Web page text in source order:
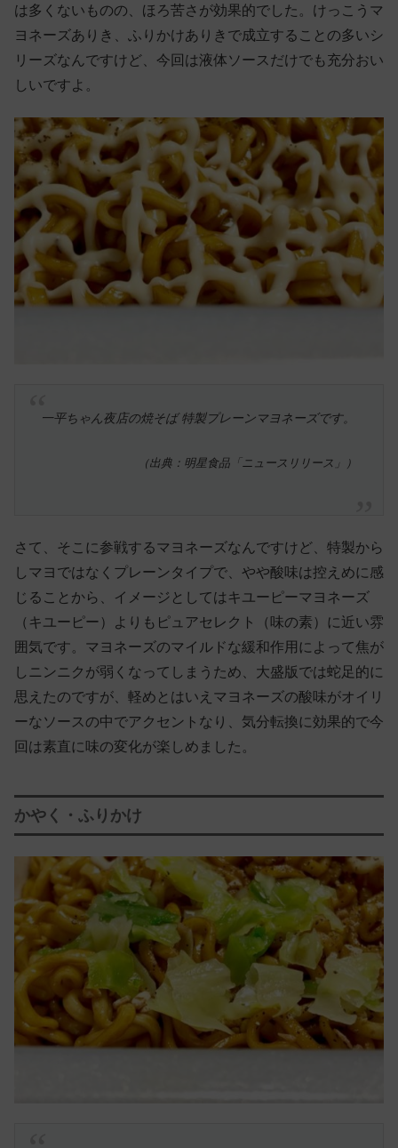
は多くないものの、ほろ苦さが効果的でした。けっこうマ
ヨネーズありき、ふりかけありきで成立することの多いシ
リーズなんですけど、今回は液体ソースだけでも充分おい
しいですよ。
一平ちゃん夜店の焼そば 特製プレーンマヨネーズです。
（出典：明星食品「ニュースリリース」）
さて、そこに参戦するマヨネーズなんですけど、特製から
しマヨではなくプレーンタイプで、やや酸味は控えめに感
じることから、イメージとしてはキユーピーマヨネーズ
（キユーピー）よりもピュアセレクト（味の素）に近い雰
囲気です。マヨネーズのマイルドな緩和作用によって焦が
しニンニクが弱くなってしまうため、大盛版では蛇足的に
思えたのですが、軽めとはいえマヨネーズの酸味がオイリ
ーなソースの中でアクセントなり、気分転換に効果的で今
回は素直に味の変化が楽しめました。
かやく・ふりかけ